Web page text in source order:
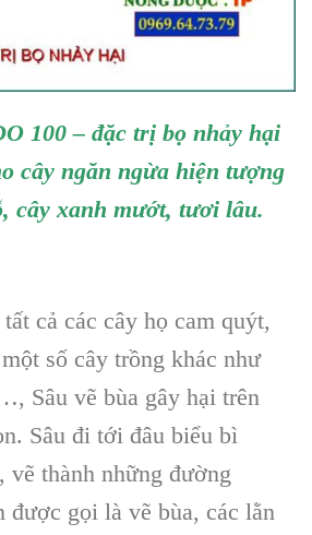
100 – đặc trị bọ nhảy hại
cây ngăn ngừa hiện tượng
cây xanh mướt, tươi lâu.
cả các cây họ cam quýt,
số cây trồng khác như
Sâu vẽ bùa gây hại trên
Sâu đi tới đâu biểu bì
vẽ thành những đường
được gọi là vẽ bùa, các lằn